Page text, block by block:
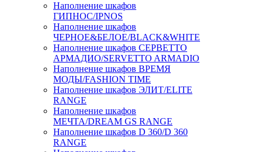
Наполнение шкафов
ГИПНОС/IPNOS
Наполнение шкафов
ЧЕРНОЕ&БЕЛОЕ/BLACK&WHITE
Наполнение шкафов СЕРВЕТТО
АРМАДИО/SERVETTO ARMADIO
Наполнение шкафов ВРЕМЯ
МОДЫ/FASHION TIME
Наполнение шкафов ЭЛИТ/ELITE
RANGE
Наполнение шкафов
МЕЧТА/DREAM GS RANGE
Наполнение шкафов D 360/D 360
RANGE